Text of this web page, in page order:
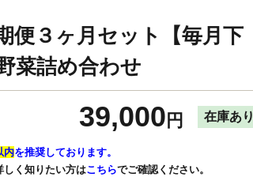
便３ヶ月セット【毎月下
菜詰め合わせ
39,000 円 在庫あり
内を推奨しております。
しく知りたい方はこちらでご確認ください。